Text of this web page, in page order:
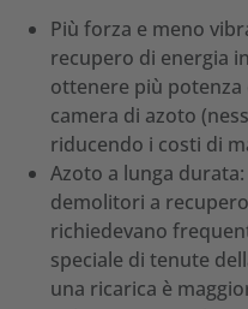
Più forza e meno
recupero di energia
ottenere più potenza
camera di azoto
riducendo i costi di
Azoto a lunga
demolitori a
richiedevano
speciale di tenute
una ricarica è